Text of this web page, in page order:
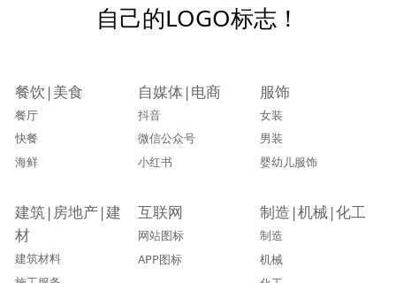
自己的LOGO标志！
餐饮|美食
餐厅
快餐
海鲜
自媒体|电商
抖音
微信公众号
小红书
服饰
女装
男装
婴幼儿服饰
建筑|房地产|建
材
建筑材料
互联网
网站图标
APP图标
制造|机械|化工
制造
机械